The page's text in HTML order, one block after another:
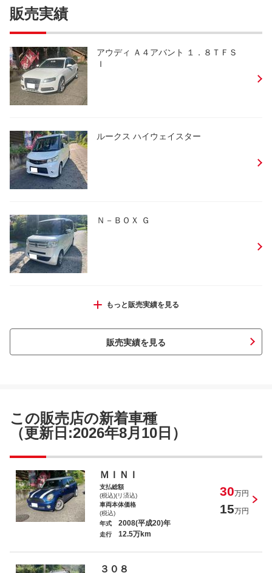
販売実績
アウディ Ａ４アバント １．８ＴＦＳ
Ｉ
ルークス ハイウェイスター
Ｎ－ＢＯＸ Ｇ
ＭＩＮＩ クーパーＳ クラブマン ハン
もっと販売実績を見る
販売実績を見る
この販売店の新着車種
（更新日:2026年8月10日）
ＭＩＮＩ
支払総額
(税込)(リ済込)
30万円
車両本体価格
(税込)
15万円
年式 2008(平成20)年
走行 12.5万km
３０８